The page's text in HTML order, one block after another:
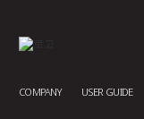
COMPANY USER GUIDE